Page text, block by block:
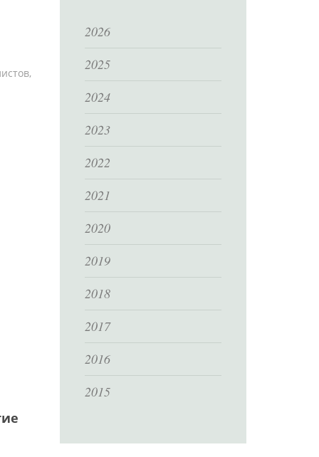
2026
2025
2024
2023
2022
2021
2020
2019
2018
2017
2016
2015